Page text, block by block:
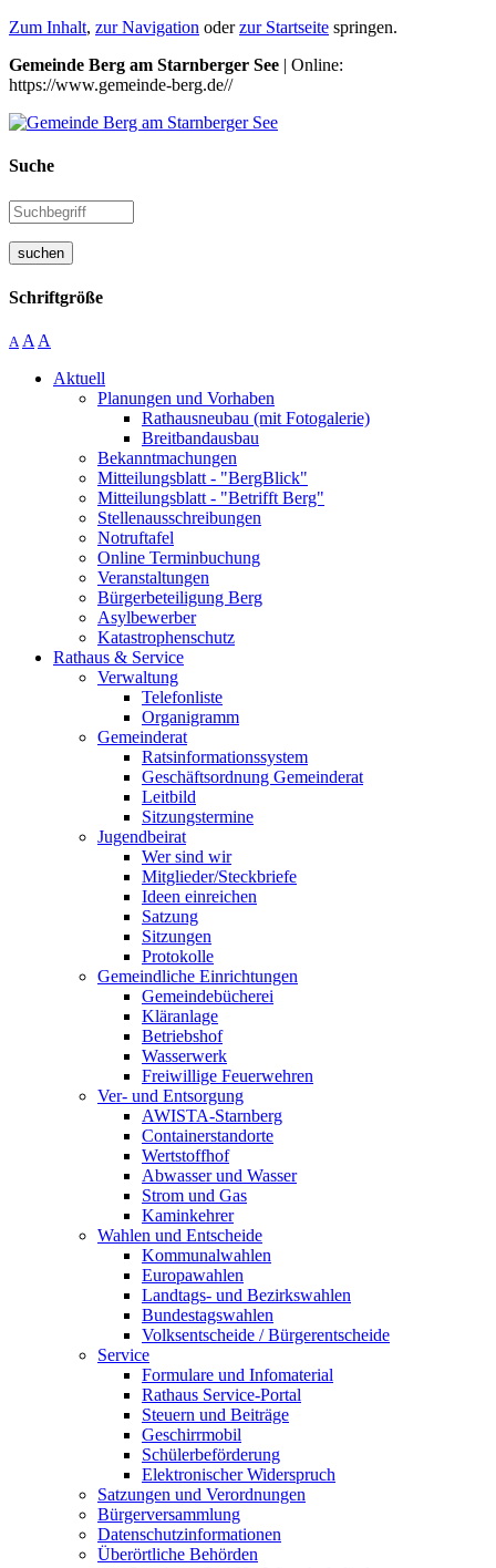
Zum Inhalt, zur Navigation oderzur Startseite springen.
Gemeinde Berg am Starnberger See | Online:
https://www.gemeinde-berg.de//
Suche
suchen
Schriftgröße
A A A
Aktuell
Planungen und Vorhaben
Rathausneubau (mit Fotogalerie)
Breitbandausbau
Bekanntmachungen
Mitteilungsblatt - "BergBlick"
Mitteilungsblatt - "Betrifft Berg"
Stellenausschreibungen
Notruftafel
Online Terminbuchung
Veranstaltungen
Bürgerbeteiligung Berg
Asylbewerber
Katastrophenschutz
Rathaus & Service
Verwaltung
Telefonliste
Organigramm
Gemeinderat
Ratsinformationssystem
Geschäftsordnung Gemeinderat
Leitbild
Sitzungstermine
Jugendbeirat
Wer sind wir
Mitglieder/Steckbriefe
Ideen einreichen
Satzung
Sitzungen
Protokolle
Gemeindliche Einrichtungen
Gemeindebücherei
Kläranlage
Betriebshof
Wasserwerk
Freiwillige Feuerwehren
Ver- und Entsorgung
AWISTA-Starnberg
Containerstandorte
Wertstoffhof
Abwasser und Wasser
Strom und Gas
Kaminkehrer
Wahlen und Entscheide
Kommunalwahlen
Europawahlen
Landtags- und Bezirkswahlen
Bundestagswahlen
Volksentscheide / Bürgerentscheide
Service
Formulare und Infomaterial
Rathaus Service-Portal
Steuern und Beiträge
Geschirrmobil
Schülerbeförderung
Elektronischer Widerspruch
Satzungen und Verordnungen
Bürgerversammlung
Datenschutzinformationen
Überörtliche Behörden